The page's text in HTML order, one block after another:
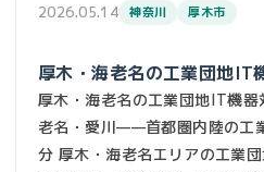
2026.05.14 神奈川 厚木市
厚木・海老名の工業団地IT
厚木・海老名の工業団地IT機
老名・愛川——首都圏内陸の工
分 厚木・海老名エリアの工業